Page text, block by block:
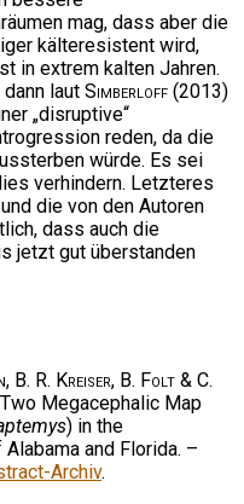
mag, dass aber die
kälteresistent wird,
in extrem kalten Jahren.
laut Simberloff (2013)
„disruptive“
reden, da die
würde. Es sei
verhindern. Letzteres
die von den Autoren
dass auch die
jetzt gut überstanden
B. R. Kreiser, B. Folt & C.
Megacephalic Map
) in the
and Florida. –
Archiv.